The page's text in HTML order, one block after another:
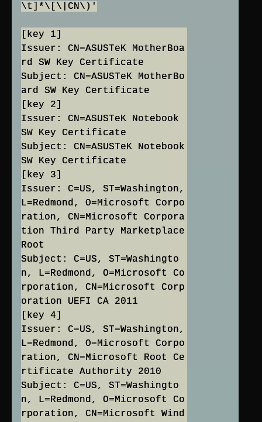
\t]*\[\|CN\)'
[key 1]
Issuer: CN=ASUSTeK MotherBoa
rd SW Key Certificate
Subject: CN=ASUSTeK MotherBo
ard SW Key Certificate
[key 2]
Issuer: CN=ASUSTeK Notebook
SW Key Certificate
Subject: CN=ASUSTeK Notebook
SW Key Certificate
[key 3]
Issuer: C=US, ST=Washington,
L=Redmond, O=Microsoft Corpo
ration, CN=Microsoft Corpora
tion Third Party Marketplace
Root
Subject: C=US, ST=Washingto
n, L=Redmond, O=Microsoft Co
rporation, CN=Microsoft Corp
oration UEFI CA 2011
[key 4]
Issuer: C=US, ST=Washington,
L=Redmond, O=Microsoft Corpo
ration, CN=Microsoft Root Ce
rtificate Authority 2010
Subject: C=US, ST=Washingto
n, L=Redmond, O=Microsoft Co
rporation, CN=Microsoft Wind